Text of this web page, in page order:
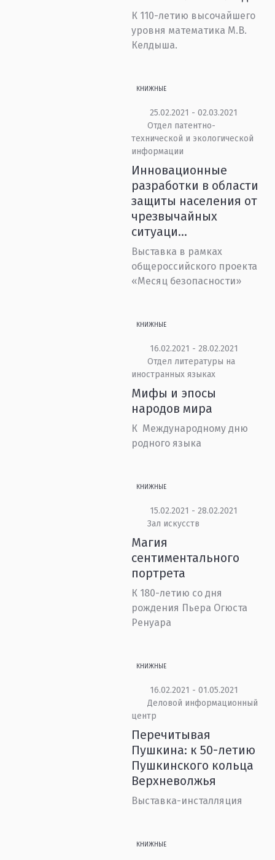
К 110-летию высочайшего
уровня математика М.В.
Келдыша.
КНИЖНЫЕ
25.02.2021 - 02.03.2021
Отдел патентно-
технической и экологической
информации
Инновационные
разработки в области
защиты населения от
чрезвычайных
ситуаци...
Выставка в рамках
общероссийского проекта
«Месяц безопасности»
КНИЖНЫЕ
16.02.2021 - 28.02.2021
Отдел литературы на
иностранных языках
Мифы и эпосы
народов мира
К Международному дню
родного языка
КНИЖНЫЕ
15.02.2021 - 28.02.2021
Зал искусств
Магия
сентиментального
портрета
К 180-летию со дня
рождения Пьера Огюста
Ренуара
КНИЖНЫЕ
16.02.2021 - 01.05.2021
Деловой информационный
центр
Перечитывая
Пушкина: к 50-летию
Пушкинского кольца
Верхневолжья
Выставка-инсталляция
КНИЖНЫЕ